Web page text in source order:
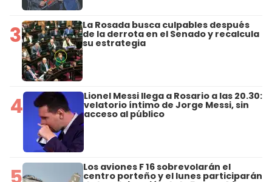
3 La Rosada busca culpables después
de la derrota en el Senado y recalcula
su estrategia
4 Lionel Messi llega a Rosario a las 20.30:
velatorio íntimo de Jorge Messi, sin
acceso al público
Los aviones F 16 sobrevolarán el
centro porteño y el lunes participarán